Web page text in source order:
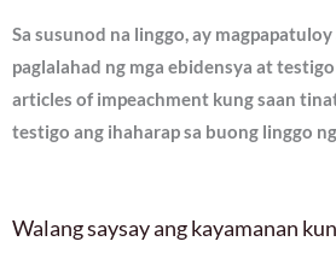
Sa susunod na linggo, ay
paglalahad ng mga ebidensya at
articles of impeachment kung saan
testigo ang ihaharap sa buong linggo
Walang saysay ang kayamanan